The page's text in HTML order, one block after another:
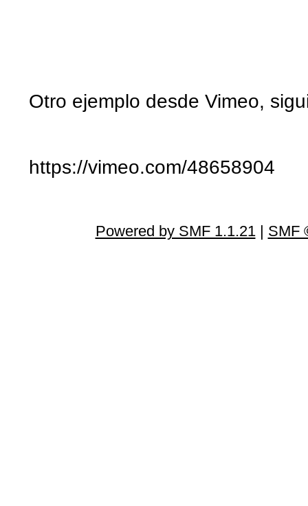
Otro ejemplo desde Vimeo,
https://vimeo.com/48658904
Powered by SMF 1.1.21| SMF